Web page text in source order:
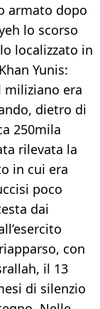
armato dopo
lo scorso
localizzato in
Yunis:
miliziano era
dietro di
250mila
rilevata la
in cui era
poco
dai
con
il 13
di silenzio